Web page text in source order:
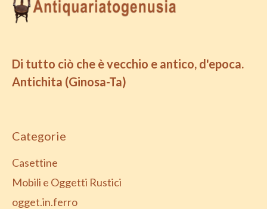
Di tutto ciò che è vecchio e antico, d'epoca.
Antichita (Ginosa-Ta)
Categorie
Casettine
Mobili e Oggetti Rustici
ogget.in.ferro